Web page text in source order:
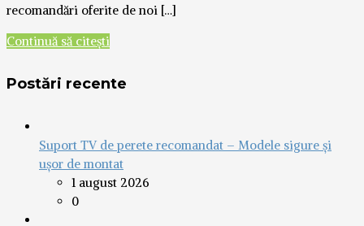
recomandări oferite de noi […]
Continuă să citești
Postări recente
Suport TV de perete recomandat – Modele sigure și
ușor de montat
1 august 2026
0